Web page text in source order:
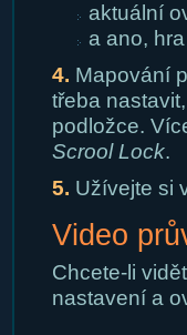
aktuální
a ano,
4. Mapování
třeba
podložce.
Scrool Lock.
5. Užívejte si
Video
Chcete-li
nastavení a